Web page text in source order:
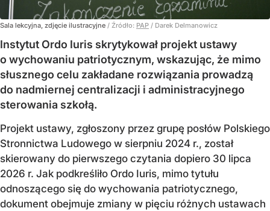
Sala lekcyjna, zdjęcie ilustracyjne / Źródło: PAP / Darek Delmanowicz
Instytut Ordo Iuris skrytykował projekt ustawy
o wychowaniu patriotycznym, wskazując, że mimo
słusznego celu zakładane rozwiązania prowadzą
do nadmiernej centralizacji i administracyjnego
sterowania szkołą.
Projekt ustawy, zgłoszony przez grupę posłów Polskiego
Stronnictwa Ludowego w sierpniu 2024 r., został
skierowany do pierwszego czytania dopiero 30 lipca
2026 r. Jak podkreśliło Ordo Iuris, mimo tytułu
odnoszącego się do wychowania patriotycznego,
dokument obejmuje zmiany w pięciu różnych ustawach